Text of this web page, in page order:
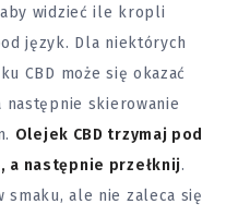
widzieć ile kropli
język. Dla niektórych
CBD może się okazać
następnie skierowanie
Olejek CBD trzymaj pod
a następnie przełknij.
smaku, ale nie zaleca się